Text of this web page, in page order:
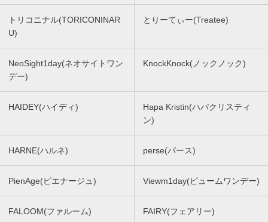
トリコニナル(TORICONINAR
U)
とりーてぃー(Treatee)
NeoSight1day(ネオサイトワン
デー)
KnockKnock(ノックノック)
HAIDEY(ハイディ)
Hapa Kristin(ハパクリスティ
ン)
HARNE(ハルネ) perse(パース)
PienAge(ピエナージュ) Viewm1day(ビュームワンデー)
FALOOM(ファルーム) FAIRY(フェアリー)